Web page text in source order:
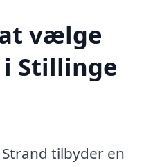
vælge
Stillinge
tilbyder en